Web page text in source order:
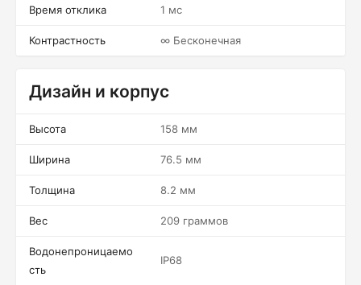
Время отклика 1 мс
Контрастность ∞ Бесконечная
Дизайн и корпус
Высота 158 мм
Ширина 76.5 мм
Толщина 8.2 мм
Вес 209 граммов
Водонепроницаемо
сть
IP68